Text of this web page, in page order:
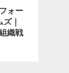
ォー
｜
織戦